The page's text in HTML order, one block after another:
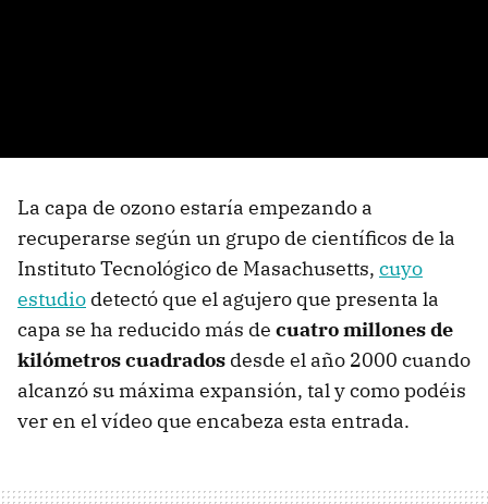
La capa de ozono estaría empezando a
recuperarse según un grupo de científicos de la
Instituto Tecnológico de Masachusetts, cuyo
estudio detectó que el agujero que presenta la
capa se ha reducido más de cuatro millones de
kilómetros cuadrados desde el año 2000 cuando
alcanzó su máxima expansión, tal y como podéis
ver en el vídeo que encabeza esta entrada.